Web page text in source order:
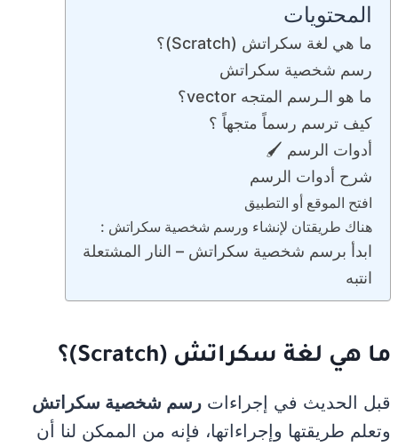
المحتويات
ما هي لغة سكراتش (Scratch)؟
رسم شخصية سكراتش
ما هو الـرسم المتجه vector؟
كيف ترسم رسماً متجهاً ؟
أدوات الرسم 🖌
شرح أدوات الرسم
افتح الموقع أو التطبيق
هناك طريقتان لإنشاء ورسم شخصية سكراتش :
ابدأ برسم شخصية سكراتش – النار المشتعلة
انتبه
ما هي لغة سكراتش (Scratch)؟
قبل الحديث في إجراءات رسم شخصية سكراتش
وتعلم طريقتها وإجراءاتها، فإنه من الممكن لنا أن